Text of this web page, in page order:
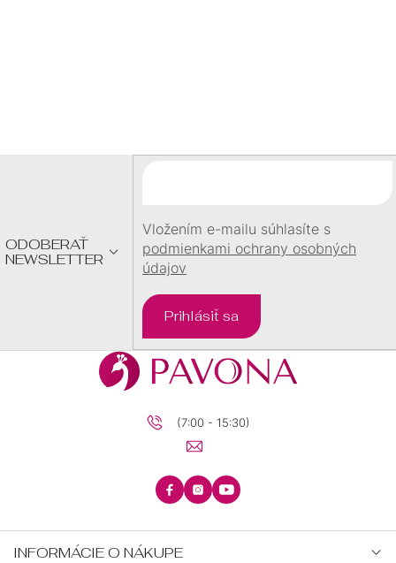
ODOBERAŤ
NEWSLETTER
Vložením e-mailu súhlasíte s
podmienkami ochrany osobných
údajov
Prihlásiť sa
(7:00 - 15:30)
INFORMÁCIE O NÁKUPE